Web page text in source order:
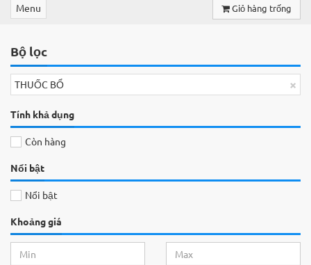
Menu Giỏ hàng trống
Bộ lọc
×
THUỐC BỔ
Tính khả dụng
Còn hàng
Nổi bật
Nổi bật
Khoảng giá